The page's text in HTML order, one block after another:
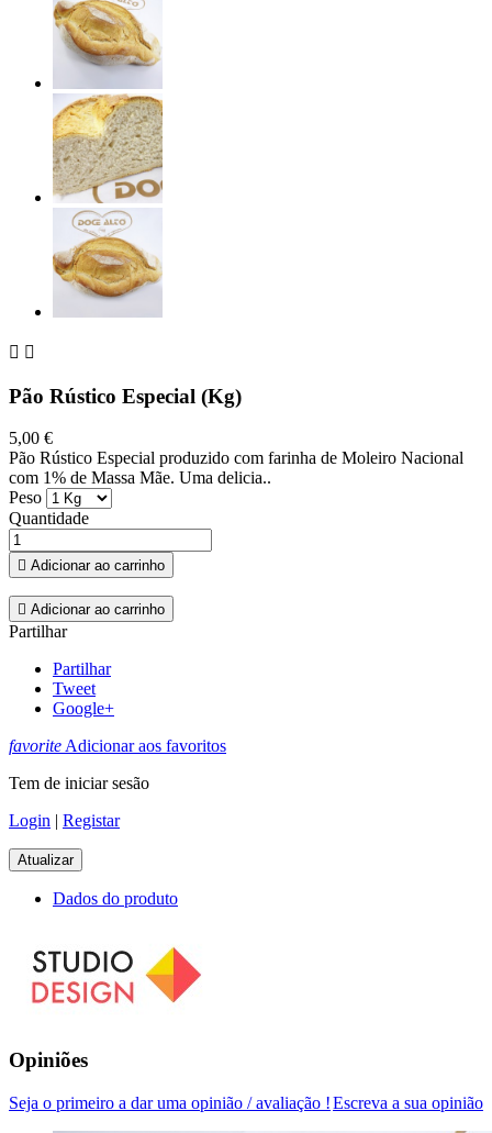
 
Pão Rústico Especial (Kg)
5,00 €
Pão Rústico Especial produzido com farinha de Moleiro Nacional
com 1% de Massa Mãe. Uma delicia..
Peso
Quantidade
 Adicionar ao carrinho
 Adicionar ao carrinho
Partilhar
Partilhar
Tweet
Google+
favoriteAdicionar aos favoritos
Tem de iniciar sesão
Login | Registar
Dados do produto
Opiniões
Escreva a sua opinião
Seja o primeiro a dar uma opinião / avaliação !